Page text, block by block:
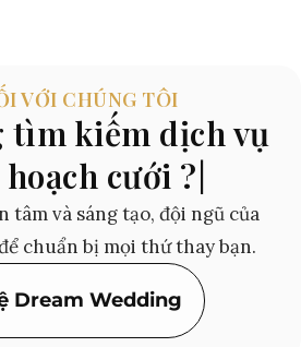
VỚI CHÚNG TÔI
tìm kiếm dịch vụ
cưới ?|
tâm và sáng tạo, đội ngũ của
chuẩn bị mọi thứ thay bạn.
Dream Wedding